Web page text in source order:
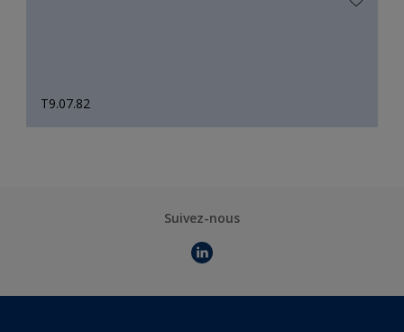
T9.07.82
Suivez-nous